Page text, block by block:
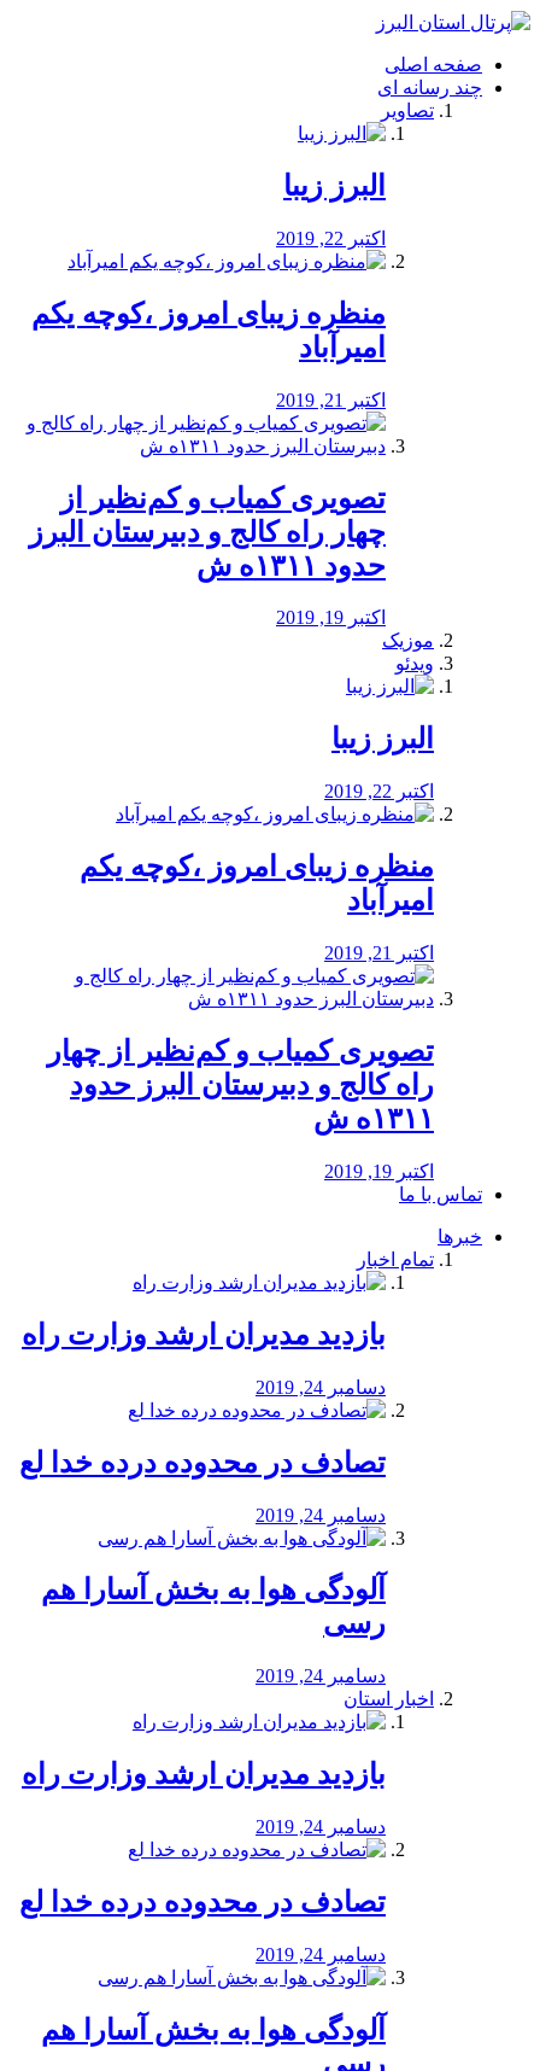
فصد
شرق
تهران
خشکشویی
صفحه اصلی
چند رسانه ای
تصاویر
البرز زیبا
اکتبر 22, 2019
منظره‌‌ زیبای امروز ،کوچه یکم
امیرآباد
اکتبر 21, 2019
️تصویری کمیاب و کم‌نظیر از
چهار راه كالج و دبيرستان البرز
حدود ۱۳۱۱ه ش
اکتبر 19, 2019
موزیک
ویدئو
البرز زیبا
اکتبر 22, 2019
منظره‌‌ زیبای امروز ،کوچه یکم
امیرآباد
اکتبر 21, 2019
️تصویری کمیاب و کم‌نظیر از چهار
راه كالج و دبيرستان البرز حدود
۱۳۱۱ه ش
اکتبر 19, 2019
تماس با ما
خبرها
تمام اخبار
بازدید مدیران ارشد وزارت راه
دسامبر 24, 2019
تصادف در محدوده درده خدا لع
دسامبر 24, 2019
آلودگی هوا به بخش آسارا هم
رسی
دسامبر 24, 2019
اخبار استان
بازدید مدیران ارشد وزارت راه
دسامبر 24, 2019
تصادف در محدوده درده خدا لع
دسامبر 24, 2019
آلودگی هوا به بخش آسارا هم
رسی